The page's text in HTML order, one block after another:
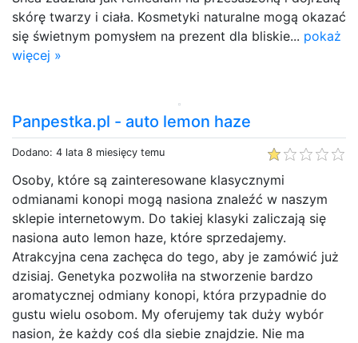
skórę twarzy i ciała. Kosmetyki naturalne mogą okazać
się świetnym pomysłem na prezent dla bliskie... pokaż
więcej »
Panpestka.pl - auto lemon haze
Dodano: 4 lata 8 miesięcy temu
Osoby, które są zainteresowane klasycznymi
odmianami konopi mogą nasiona znaleźć w naszym
sklepie internetowym. Do takiej klasyki zaliczają się
nasiona auto lemon haze, które sprzedajemy.
Atrakcyjna cena zachęca do tego, aby je zamówić już
dzisiaj. Genetyka pozwoliła na stworzenie bardzo
aromatycznej odmiany konopi, która przypadnie do
gustu wielu osobom. My oferujemy tak duży wybór
nasion, że każdy coś dla siebie znajdzie. Nie ma